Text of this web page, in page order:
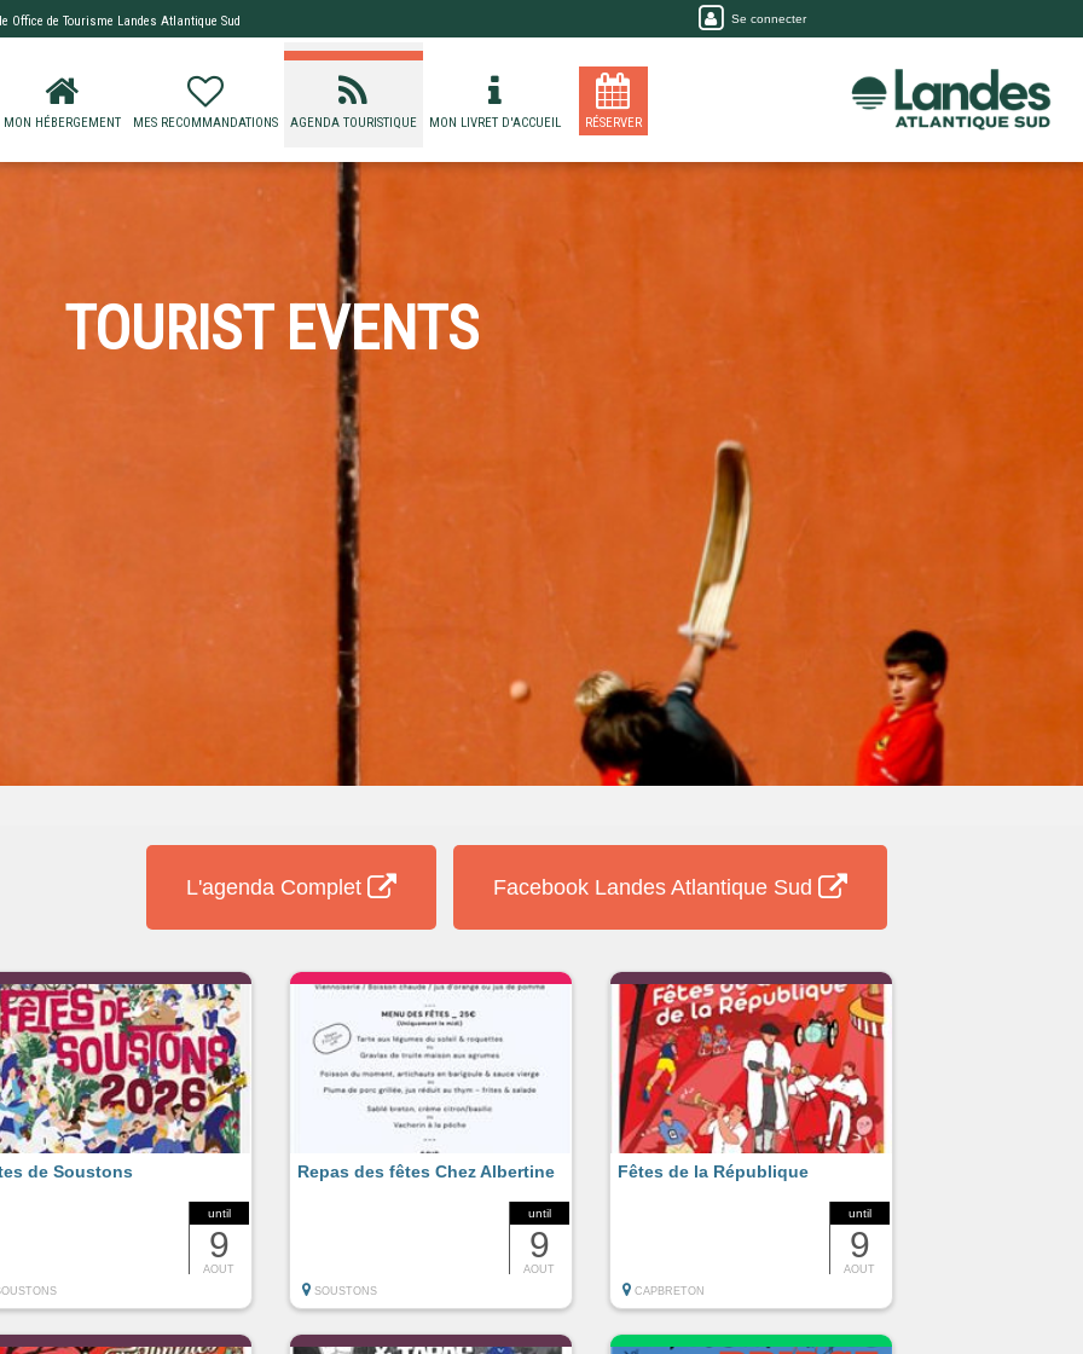
Office de Tourisme Landes Atlantique Sud Se connecter
MON HÉBERGEMENT MES RECOMMANDATIONS AGENDA TOURISTIQUE MON LIVRET D'ACCUEIL RÉSERVER
TOURIST EVENTS
L'agenda Complet Facebook Landes Atlantique Sud
until
9
AOUT
de Soustons
until
9
AOUT
Repas des fêtes Chez Albertine
SOUSTONS
until
9
AOUT
Fêtes de la République
CAPBRETON